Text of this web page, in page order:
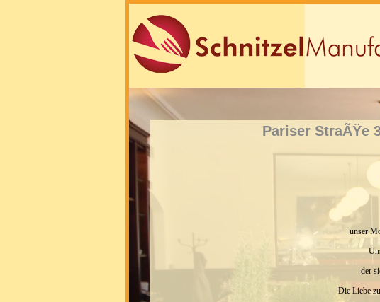
Pariser StraÃŸe
unser
der
Die Liebe